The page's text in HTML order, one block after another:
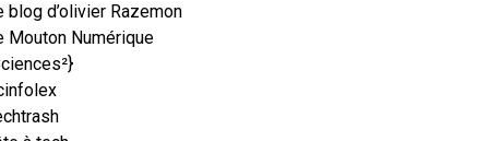
blog d’olivier Razemon
Mouton Numérique